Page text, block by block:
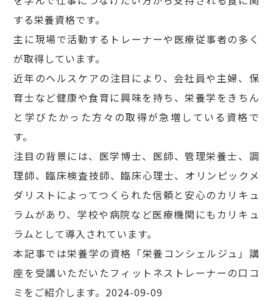
する栄養資格です。
主に現場で活動するトレーナーや医療従事者の多く
が取得しています。
近年のヘルスケアの注目により、会社員や主婦、保
育士など健康や食育に興味を持ち、栄養学をきちん
と学びたかった方々の取得が急増している資格で
す。
注目の背景には、医学博士、医師、管理栄養士、調
理師、臨床検査技師、臨床心理士、オリンピックメ
ダリストによってつくられた信頼と安心のカリキュ
ラムがあり、学校や病院など医療機関にもカリキュ
ラムとして導入されています。
本記事では栄養学の資格「栄養コンシェルジュ」講
座を受講いただいたフィットネストレーナーの口コ
ミをご紹介します。2024-09-09